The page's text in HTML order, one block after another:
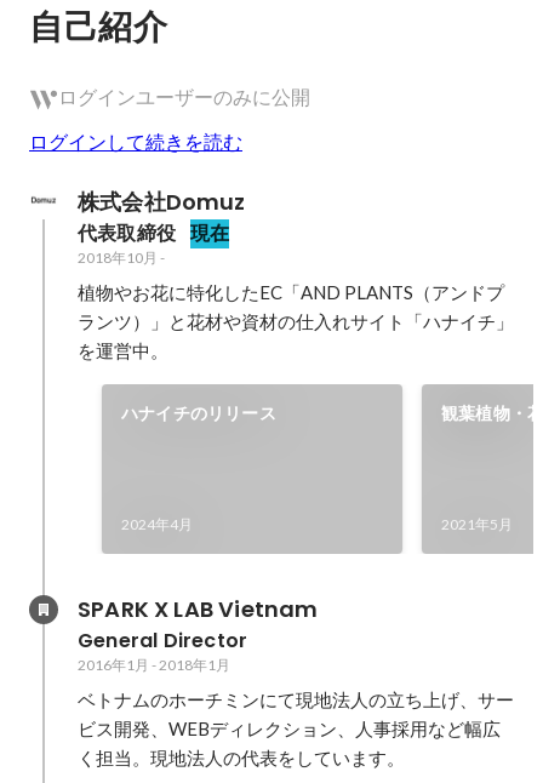
自己紹介
ログインユーザーのみに公開
ログインして続きを読む
株式会社Domuz
代表取締役 現在
2018年10月 -
植物やお花に特化したEC「AND PLANTS（アンドプ
ランツ）」と花材や資材の仕入れサイト「ハナイチ」
を運営中。
ハナイチのリリース
2024年4月
観葉植物・
2021年5月
SPARK X LAB Vietnam
General Director
2016年1月 -2018年1月
ベトナムのホーチミンにて現地法人の立ち上げ、サー
ビス開発、WEBディレクション、人事採用など幅広
く担当。現地法人の代表をしています。